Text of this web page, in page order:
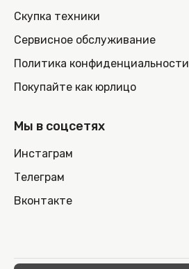
Скупка техники
Сервисное обслуживание
Политика конфиденциальности
Покупайте как юрлицо
Мы в соцсетях
Инстаграм
Телеграм
Вконтакте